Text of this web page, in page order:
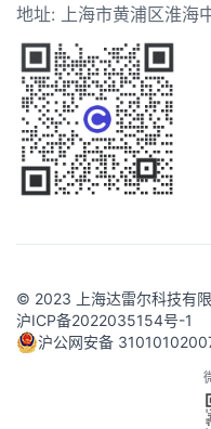
地址: 上海市黄浦区淮海
© 2023 上海达雷尔科技有
沪ICP备2022035154号-1
沪公网安备